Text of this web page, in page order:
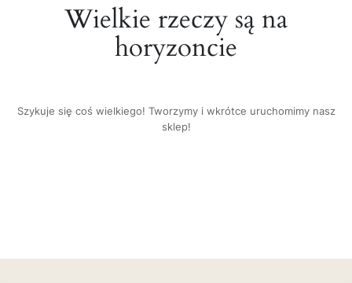
Wielkie rzeczy są na
horyzoncie
Szykuje się coś wielkiego! Tworzymy i wkrótce uruchomimy nasz
sklep!